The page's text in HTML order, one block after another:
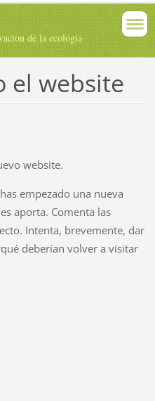
de la ecologia
el website
website.
empezado una nueva
aporta. Comenta las
Intenta, brevemente, dar
deberían volver a visitar